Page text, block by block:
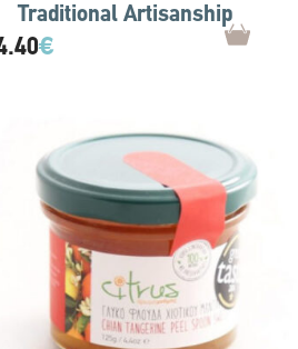
Traditional Artisanship
€